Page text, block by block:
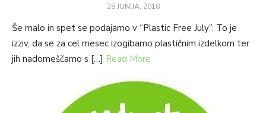
POSTED
28 JUNIJA, 2018
Še malo in spet se podajamo v “Plastic Free July”. To je
izziv, da se za cel mesec izogibamo plastičnim izdelkom ter
jih nadomeščamo s […] Read More